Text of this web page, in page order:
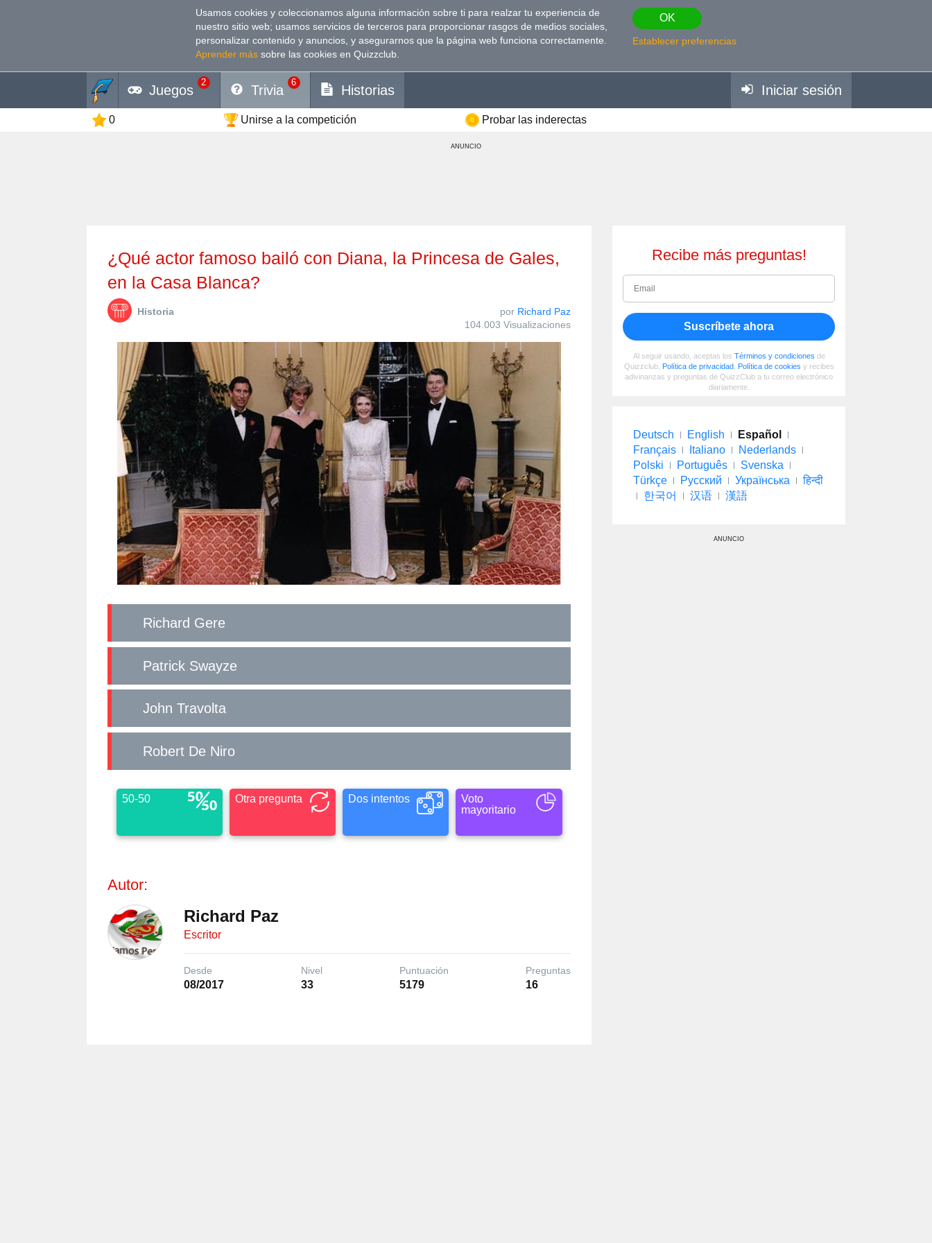
Usamos cookies y coleccionamos alguna información sobre ti para realzar tu experiencia de
nuestro sitio web; usamos servicios de terceros para proporcionar rasgos de medios sociales,
personalizar contenido y anuncios, y asegurarnos que la página web funciona correctamente.
Aprender más sobre las cookies en Quizzclub.
OK
Establecer preferencias
Juegos
2
Trivia
6
Historias Iniciar sesión
0 Unirse a la competición Probar las inderectas
ANUNCIO
¿Qué actor famoso bailó con Diana, la Princesa de Gales,
en la Casa Blanca?
Historia por Richard Paz
104.003 Visualizaciones
Richard Gere
Patrick Swayze
John Travolta
Robert De Niro
50-50 Otra pregunta Dos intentos
Voto
mayoritario
Autor:
Richard Paz
Escritor
Desde
08/2017
Nivel
33
Puntuación
5179
Preguntas
16
Recibe más preguntas!
Suscríbete ahora
Al seguir usando, aceptas los Términos y condiciones de
Quizzclub, Política de privacidad, Política de cookies y recibes
adivinanzas y preguntas de QuizzClub a tu correo electrónico
diariamente.
Deutsch English
Español
Français
Italiano
Nederlands
Polski
Português
Svenska
Türkçe
Русский Українська
हिन्दी
한국어
汉语 漢語
ANUNCIO